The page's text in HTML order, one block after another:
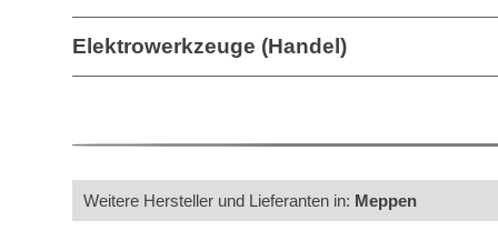
Elektrowerkzeuge (Handel)
Weitere Hersteller und Lieferanten in: Meppen